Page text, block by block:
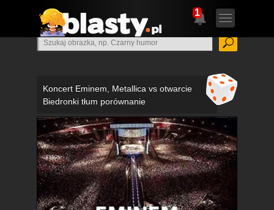
1
Koncert Eminem, Metallica vs otwarcie
Biedronki tłum porównanie